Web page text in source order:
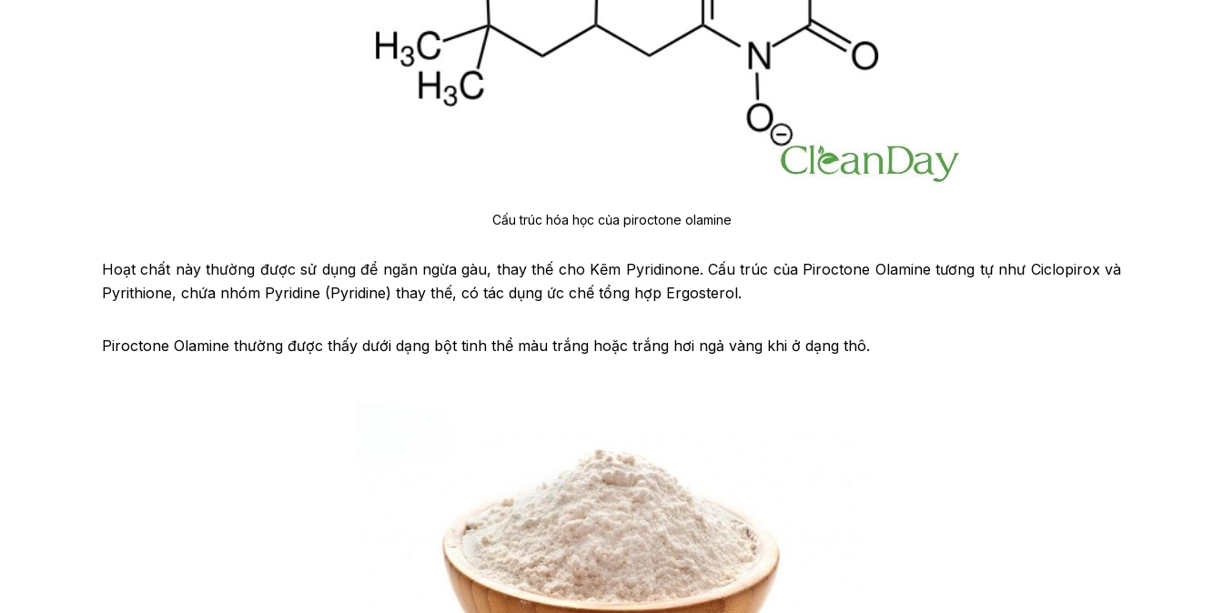
Cấu trúc hóa học của piroctone olamine
Hoạt chất này thường được sử dụng để ngăn ngừa gàu, thay thế cho Kẽm Pyridinone. Cấu trúc của Piroctone Olamine tương tự như Ciclopirox và
Pyrithione, chứa nhóm Pyridine (Pyridine) thay thế, có tác dụng ức chế tổng hợp Ergosterol.
Piroctone Olamine thường được thấy dưới dạng bột tinh thể màu trắng hoặc trắng hơi ngả vàng khi ở dạng thô.